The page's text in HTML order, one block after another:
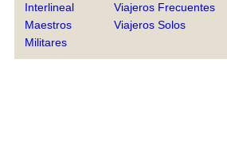
Interlineal
Maestros
Militares
Viajeros Frecuentes
Viajeros Solos